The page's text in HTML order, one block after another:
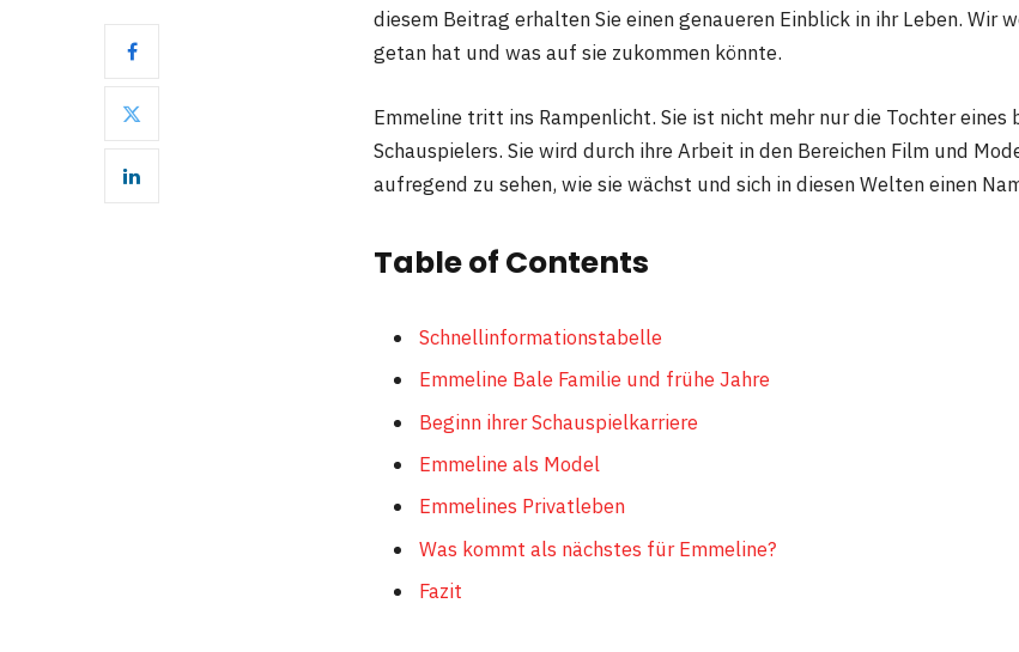
diesem Beitrag erhalten Sie einen genaueren Einblick in ihr Leben. Wir
getan hat und was auf sie zukommen könnte.
Emmeline tritt ins Rampenlicht. Sie ist nicht mehr nur die Tochter eines
Schauspielers. Sie wird durch ihre Arbeit in den Bereichen Film und
aufregend zu sehen, wie sie wächst und sich in diesen Welten einen
Table of Contents
Schnellinformationstabelle
Emmeline Bale Familie und frühe Jahre
Beginn ihrer Schauspielkarriere
Emmeline als Model
Emmelines Privatleben
Was kommt als nächstes für Emmeline?
Fazit